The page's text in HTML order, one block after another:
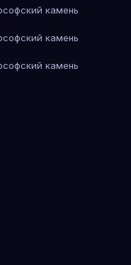
камень
камень
камень